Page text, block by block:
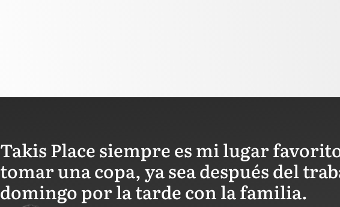
Takis Place siempre es mi lugar
tomar una copa, ya sea después del
domingo por la tarde con la familia.